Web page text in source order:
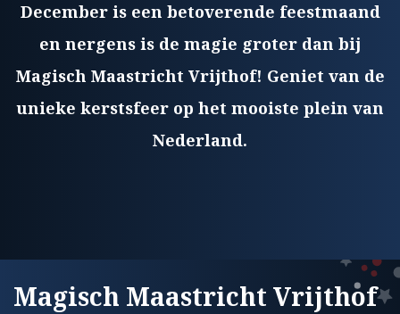
December is een betoverende feestmaand
en nergens is de magie groter dan bij
Magisch Maastricht Vrijthof! Geniet van de
unieke kerstsfeer op het mooiste plein van
Nederland.
Magisch Maastricht Vrijthof